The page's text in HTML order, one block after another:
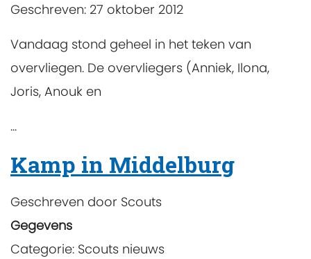
Geschreven: 27 oktober 2012
Vandaag stond geheel in het teken van
overvliegen. De overvliegers (Anniek, Ilona,
Joris, Anouk en
...
Kamp in Middelburg
Geschreven door Scouts
Gegevens
Categorie: Scouts nieuws